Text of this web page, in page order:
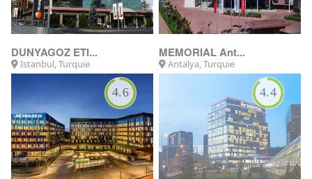
MEDICANA
Istanbul, Turquie
MEMORIAL Şiş...
Istanbul, Turquie
ESNAN Skylan...
Istanbul, Turquie Istanbul, Turquie